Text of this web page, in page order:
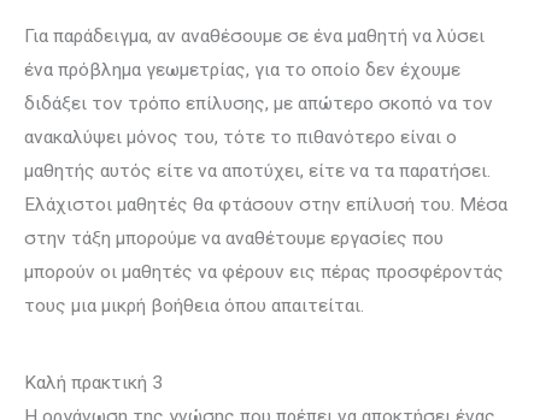
Για παράδειγμα, αν αναθέσουμε σε ένα μαθητή να λύσει
ένα πρόβλημα γεωμετρίας, για το οποίο δεν έχουμε
διδάξει τον τρόπο επίλυσης, με απώτερο σκοπό να τον
ανακαλύψει μόνος του, τότε το πιθανότερο είναι ο
μαθητής αυτός είτε να αποτύχει, είτε να τα παρατήσει.
Ελάχιστοι μαθητές θα φτάσουν στην επίλυσή του. Μέσα
στην τάξη μπορούμε να αναθέτουμε εργασίες που
μπορούν οι μαθητές να φέρουν εις πέρας προσφέροντάς
τους μια μικρή βοήθεια όπου απαιτείται.
Καλή πρακτική 3